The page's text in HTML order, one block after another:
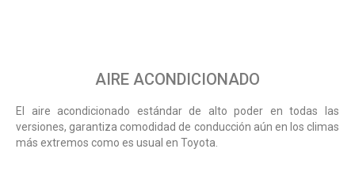
AIRE ACONDICIONADO
El aire acondicionado estándar de alto poder en todas las
versiones, garantiza comodidad de conducción aún en los climas
más extremos como es usual en Toyota.